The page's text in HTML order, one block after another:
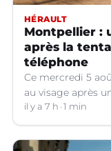
HÉRAULT
Montpellier :
après la
téléphone
Ce mercredi 5
au visage après
téléphone
il y a 7 h 1 min